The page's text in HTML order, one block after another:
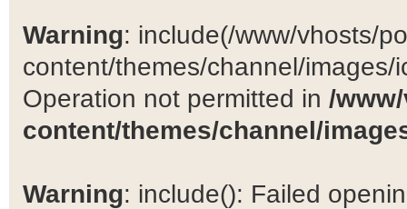
Warning: include(/www/vhosts/
content/themes/channel/
Operation not permitted in /
content/themes/channel/
Warning: include(): Failed